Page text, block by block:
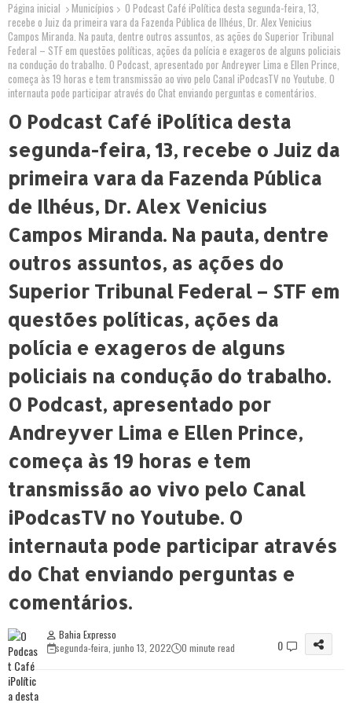
Página inicial Municípios
O Podcast Café iPolítica desta segunda-feira, 13,
recebe o Juiz da primeira vara da Fazenda Pública de Ilhéus, Dr. Alex Venicius
Campos Miranda. Na pauta, dentre outros assuntos, as ações do Superior Tribunal
Federal – STF em questões políticas, ações da polícia e exageros de alguns policiais
na condução do trabalho. O Podcast, apresentado por Andreyver Lima e Ellen Prince,
começa às 19 horas e tem transmissão ao vivo pelo Canal iPodcasTV no Youtube. O
internauta pode participar através do Chat enviando perguntas e comentários.
O Podcast Café iPolítica desta
segunda-feira, 13, recebe o Juiz da
primeira vara da Fazenda Pública
de Ilhéus, Dr. Alex Venicius
Campos Miranda. Na pauta, dentre
outros assuntos, as ações do
Superior Tribunal Federal – STF em
questões políticas, ações da
polícia e exageros de alguns
policiais na condução do trabalho.
O Podcast, apresentado por
Andreyver Lima e Ellen Prince,
começa às 19 horas e tem
transmissão ao vivo pelo Canal
iPodcasTV no Youtube. O
internauta pode participar através
do Chat enviando perguntas e
comentários.
Bahia Expresso
segunda-feira, junho 13, 2022
0 minute read 0